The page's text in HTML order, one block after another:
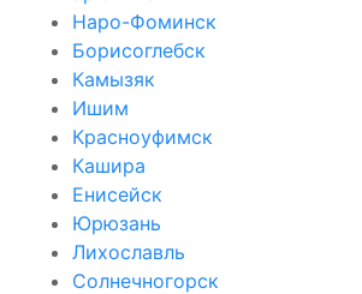
Наро-Фоминск
Борисоглебск
Камызяк
Ишим
Красноуфимск
Кашира
Енисейск
Юрюзань
Лихославль
Солнечногорск